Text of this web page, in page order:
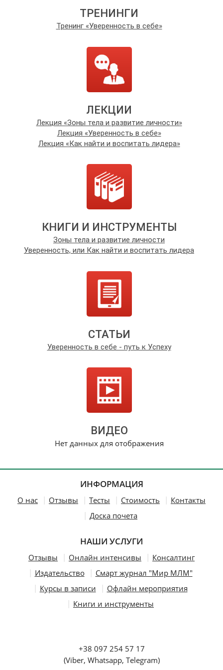
ТРЕНИНГИ
Тренинг «Уверенность в себе»
ЛЕКЦИИ
Лекция «Зоны тела и развитие личности»
Лекция «Уверенность в себе»
Лекция «Как найти и воспитать лидера»
КНИГИ И ИНСТРУМЕНТЫ
Зоны тела и развитие личности
Уверенность, или Как найти и воспитать лидера
СТАТЬИ
Уверенность в себе - путь к Успеху
ВИДЕО
Нет данных для отображения
ИНФОРМАЦИЯ
О нас Отзывы Тесты Стоимость
Контакты
Доска почета
НАШИ УСЛУГИ
Отзывы Онлайн интенсивы
Консалтинг
Издательство
Смарт журнал "Мир МЛМ"
Курсы в записи
Офлайн мероприятия
Книги и инструменты
+38 097 254 57 17
(Viber, Whatsapp, Telegram)